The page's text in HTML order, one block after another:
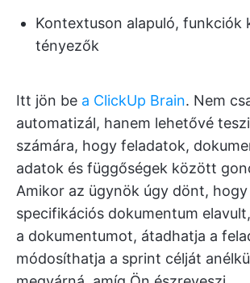
Kontextuson alapuló, funkciók
tényezők
Itt jön be a ClickUp Brain. Nem
automatizál, hanem lehetővé
számára, hogy feladatok,
adatok és függőségek között
Amikor az ügynök úgy dönt,
specifikációs dokumentum
a dokumentumot, átadhatja a
módosíthatja a sprint célját